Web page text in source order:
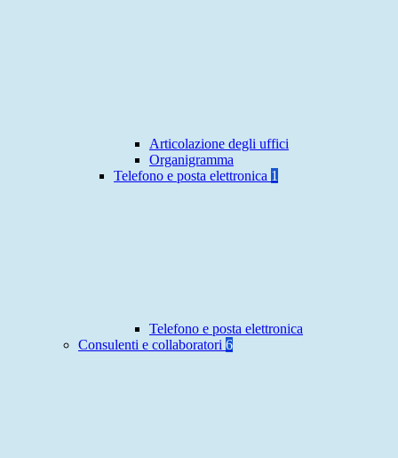
Articolazione degli uffici
Organigramma
Telefono e posta elettronica 1
Telefono e posta elettronica
Consulenti e collaboratori 6